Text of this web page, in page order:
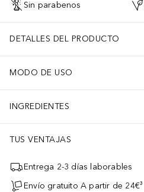
Sin parabenos
DETALLES DEL PRODUCTO
MODO DE USO
INGREDIENTES
TUS VENTAJAS
Entrega 2-3 días laborables
Envío gratuito A partir de 24€³